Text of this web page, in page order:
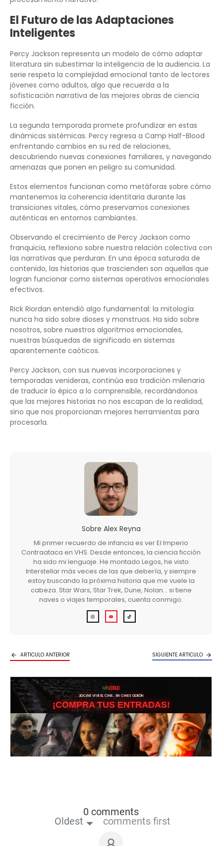
El Futuro de las Adaptaciones
Inteligentes
Percy Jackson representa un modelo de cómo adaptar
literatura sin subestimar la inteligencia de la audiencia. La
serie respeta la complejidad emocional tanto de lectores
jóvenes como adultos, algo que recuerda a la
sofisticación narrativa de las mejores obras de ciencia
ficción.
La segunda temporada promete profundizar en estas
dinámicas sistémicas. Percy regresa a Camp Half-Blood
enfrentando cambios en su red de relaciones,
descubriendo nuevas conexiones familiares, y navegando
amenazas que ponen en peligro su comunidad.
Estos elementos funcionan como metáforas sobre cómo
mantenemos la coherencia identitaria durante las
transiciones vitales, cómo preservamos conexiones
auténticas en entornos cambiantes.
Observando el crecimiento de Percy Jackson como
franquicia, reflexiono sobre nuestra relación colectiva con
las narrativas que perduran. En una época saturada de
contenido, las historias que trascienden son aquellas que
logran funcionar como sistemas operativos emocionales
efectivos.
Rick Riordan entendió algo fundamental: la mitología
nunca ha sido sobre dioses y monstruos. Ha sido sobre
nosotros, sobre nuestros algoritmos emocionales,
nuestras búsquedas de significado en sistemas
aparentemente caóticos.
Percy Jackson, con sus nuevas incorporaciones y
temporadas venideras, continúa esa tradición milenaria
de traducir lo épico a lo comprensible, recordándonos
que las mejores historias no nos escapan de la realidad,
sino que nos proporcionan mejores herramientas para
procesarla.
Sobre Alex Reyna
Mi primer recuerdo de infancia es ver El Imperio
Contraataca en VHS. Desde entonces, la ciencia ficción
ha sido mi lenguaje. He montado Legos, he visto
Interstellar más veces de las que debería, y siempre
estoy buscando la próxima historia que me vuele la
cabeza. Star Wars, Star Trek, Dune, Nolan… si tiene
naves o viajes temporales, cuenta conmigo.
ARTICULO ANTERIOR SIGUIENTE ARTICULO
3DCINE VIVE EL CINE… EN CINES ODEÓN
¡COMPRA TUS ENTRADAS!
0 comments
Oldest comments first